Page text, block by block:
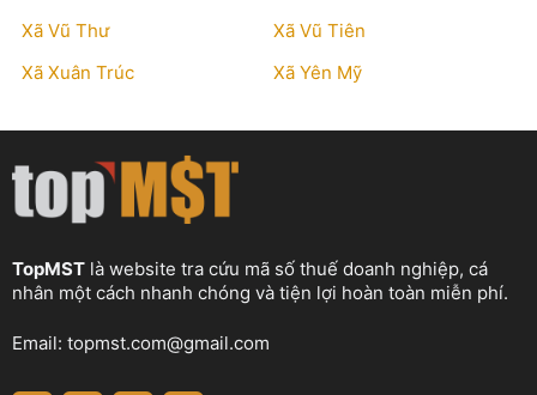
Xã Vũ Thư
Xã Vũ Tiên
Xã Xuân Trúc
Xã Yên Mỹ
TopMST là website tra cứu mã số thuế doanh nghiệp, cá
nhân một cách nhanh chóng và tiện lợi hoàn toàn miễn phí.
Email: topmst.com@gmail.com